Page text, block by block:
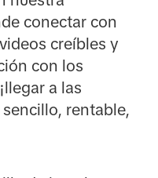
conectar con
creíbles y
con los
a las
rentable,